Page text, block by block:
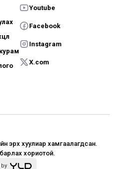
Youtube
Facebook
Instagram
X.com
эрх хуулиар хамгаалагдсан.
хориотой.